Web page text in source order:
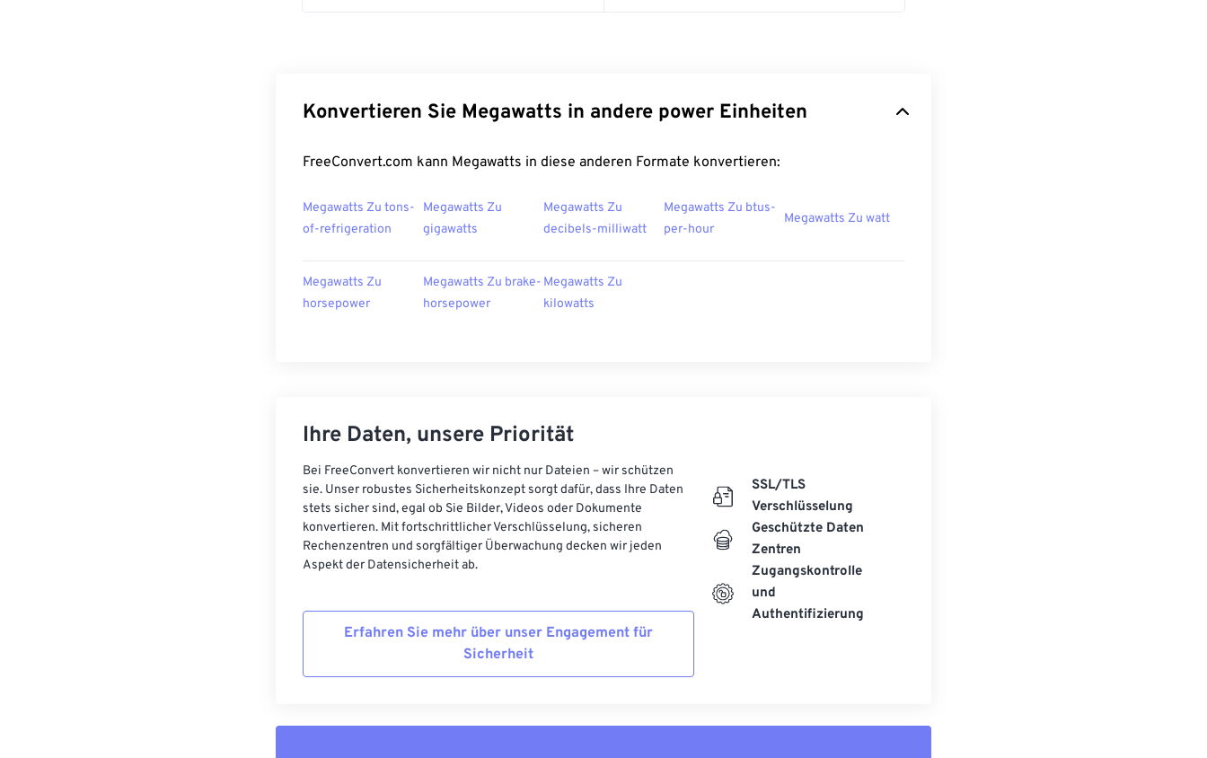
Konvertieren Sie Megawatts in andere power Einheiten
FreeConvert.com kann Megawatts in diese anderen Formate konvertieren:
Megawatts Zu tons-
of-refrigeration
Megawatts Zu
gigawatts
Megawatts Zu
decibels-milliwatt
Megawatts Zu btus-
per-hour
Megawatts Zu watt
Megawatts Zu
horsepower
Megawatts Zu brake-
horsepower
Megawatts Zu
kilowatts
Ihre Daten, unsere Priorität
Bei FreeConvert konvertieren wir nicht nur Dateien – wir schützen
sie. Unser robustes Sicherheitskonzept sorgt dafür, dass Ihre Daten
stets sicher sind, egal ob Sie Bilder, Videos oder Dokumente
konvertieren. Mit fortschrittlicher Verschlüsselung, sicheren
Rechenzentren und sorgfältiger Überwachung decken wir jeden
Aspekt der Datensicherheit ab.
Erfahren Sie mehr über unser Engagement für
Sicherheit
SSL/TLS
Verschlüsselung
Geschützte Daten
Zentren
Zugangskontrolle
und
Authentifizierung